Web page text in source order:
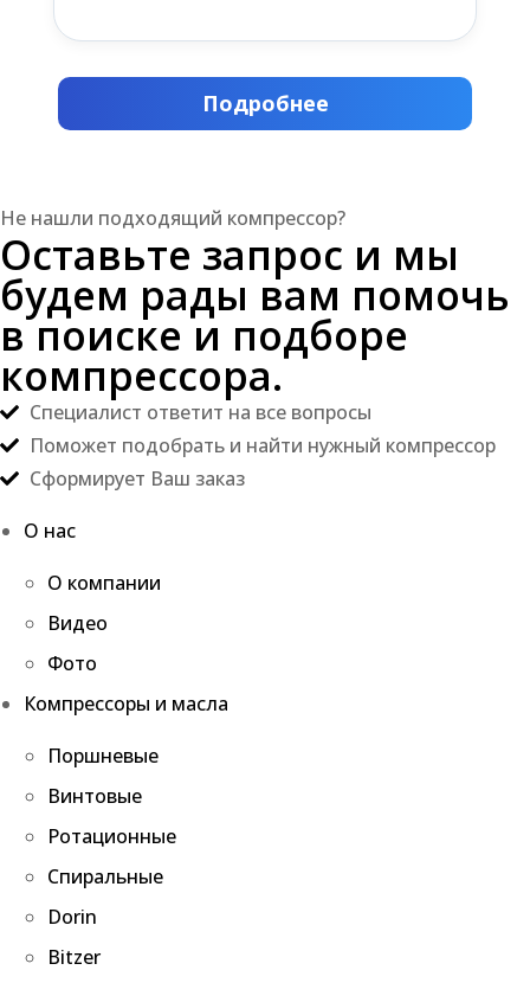
Подробнее
Не нашли подходящий компрессор?
Оставьте запрос и мы
будем рады вам помочь
в поиске и подборе
компрессора.
Специалист ответит на все вопросы
Поможет подобрать и найти нужный компрессор
Сформирует Ваш заказ
О нас
О компании
Видео
Фото
Компрессоры и масла
Поршневые
Винтовые
Ротационные
Спиральные
Dorin
Bitzer